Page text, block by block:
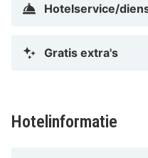
Hotelservice/
Gratis extra's
Hotelinformatie